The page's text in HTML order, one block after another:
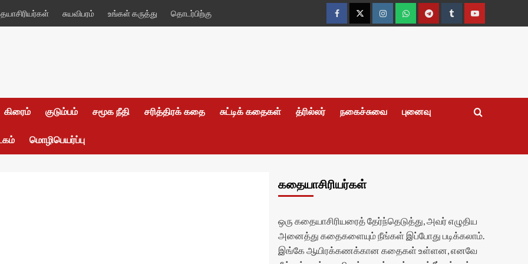
சுயவிபரம் உங்கள் கருத்து தொடர்பிற்கு
FacebookTwitterInstagramWhatsappTelegramTumblrYouTube
கிரைம் குடும்பம் சமூக நீதி சரித்திரக் கதை சுட்டிக் கதைகள் த்ரில்லர் நகைச்சுவை புனைவு
மொழிபெயர்ப்பு
கதையாசிரியர்கள்
ஒரு கதையாசிரியரைத் தேர்ந்தெடுத்து, அவர் எழுதிய
அனைத்து கதைகளையும் நீங்கள் இப்போது படிக்கலாம்.
இங்கே ஆயிரக்கணக்கான கதைகள் உள்ளன, எனவே